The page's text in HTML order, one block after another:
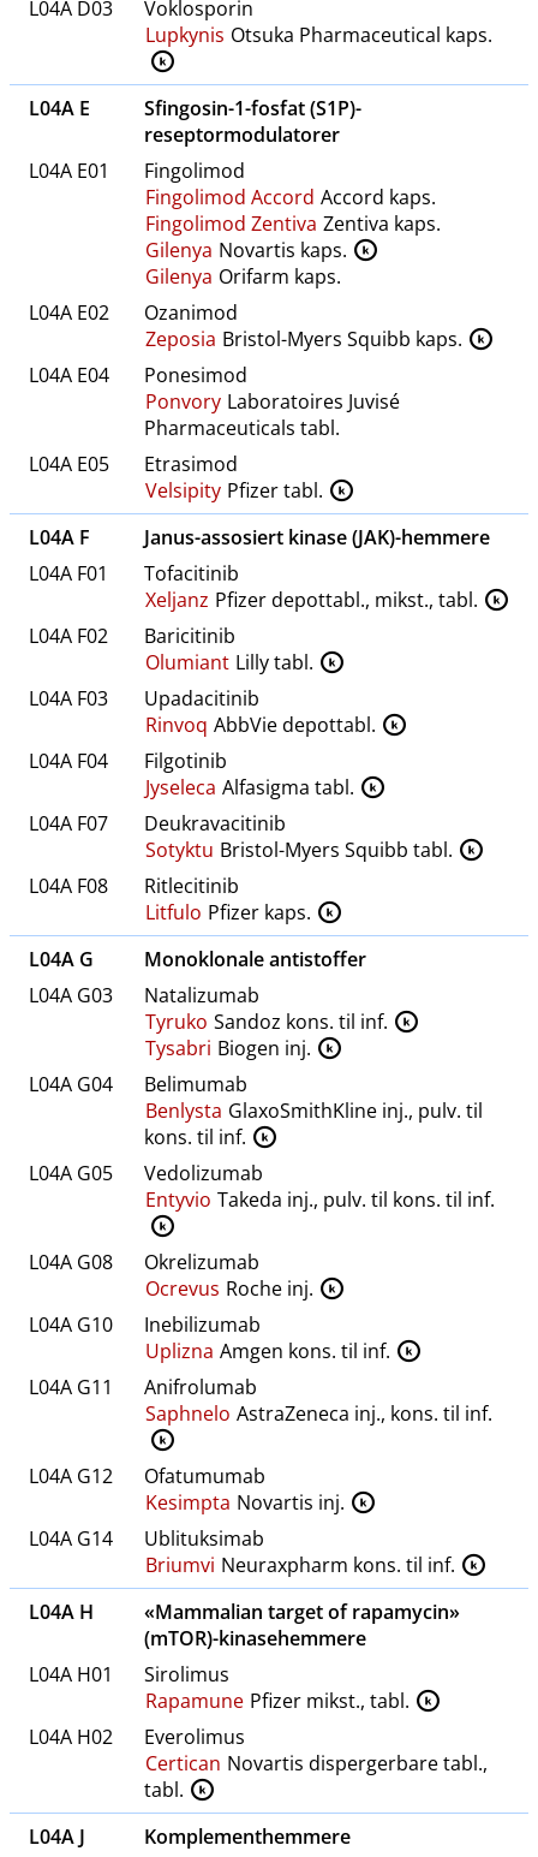
L04A D03
Voklosporin
Lupkynis Otsuka Pharmaceutical kaps.
K
L04A E
Sfingosin-1-fosfat (S1P)-
reseptormodulatorer
L04A E01
Fingolimod
Fingolimod Accord Accord kaps.
Fingolimod Zentiva Zentiva kaps.
Gilenya Novartis kaps. K
Gilenya Orifarm kaps.
L04A E02
Ozanimod
Zeposia Bristol-Myers Squibb kaps. K
L04A E04
Ponesimod
Ponvory Laboratoires Juvisé
Pharmaceuticals tabl.
L04A E05
Etrasimod
Velsipity Pfizer tabl. K
L04A F
Janus-assosiert kinase (JAK)-hemmere
L04A F01
Tofacitinib
Xeljanz Pfizer depottabl., mikst., tabl. K
L04A F02
Baricitinib
Olumiant Lilly tabl. K
L04A F03
Upadacitinib
Rinvoq AbbVie depottabl. K
L04A F04
Filgotinib
Jyseleca Alfasigma tabl. K
L04A F07
Deukravacitinib
Sotyktu Bristol-Myers Squibb tabl. K
L04A F08
Ritlecitinib
Litfulo Pfizer kaps. K
L04A G
Monoklonale antistoffer
L04A G03
Natalizumab
Tyruko Sandoz kons. til inf. K
Tysabri Biogen inj. K
L04A G04
Belimumab
Benlysta GlaxoSmithKline inj., pulv. til
kons. til inf. K
L04A G05
Vedolizumab
Entyvio Takeda inj., pulv. til kons. til inf.
K
L04A G08
Okrelizumab
Ocrevus Roche inj. K
L04A G10
Inebilizumab
Uplizna Amgen kons. til inf. K
L04A G11
Anifrolumab
Saphnelo AstraZeneca inj., kons. til inf.
K
L04A G12
Ofatumumab
Kesimpta Novartis inj. K
L04A G14
Ublituksimab
Briumvi Neuraxpharm kons. til inf. K
L04A H
«Mammalian target of rapamycin»
(mTOR)-kinasehemmere
L04A H01
Sirolimus
Rapamune Pfizer mikst., tabl. K
L04A H02
Everolimus
Certican Novartis dispergerbare tabl.,
tabl. K
L04A J
Komplementhemmere